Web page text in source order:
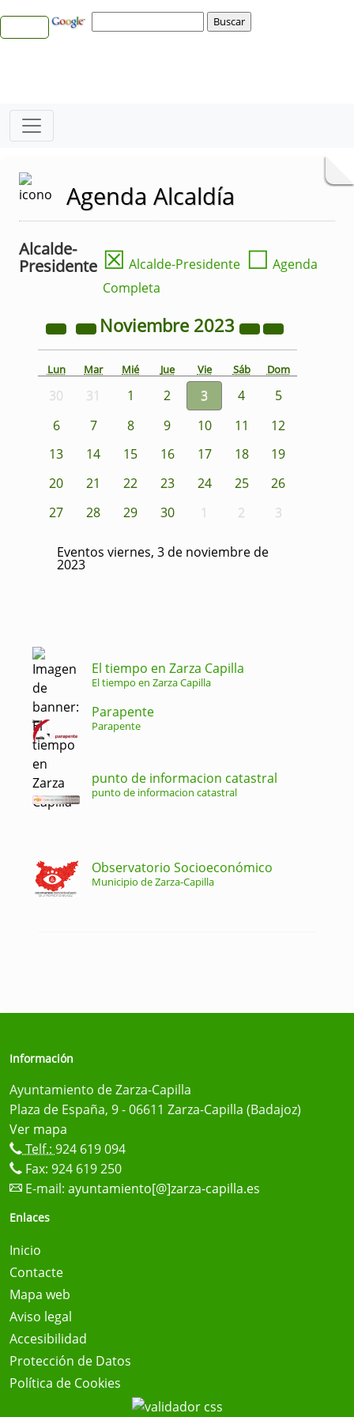
Agenda Alcaldía
Alcalde-
Presidente ☒ Alcalde-Presidente ☐ Agenda
Completa
Noviembre 2023
Lun Mar Mié Jue Vie Sáb Dom
30 31 1 2 3 4
5
6
7 8 9 10 11
12
13
14 15 16 17 18
19
20
21 22 23 24 25
26
27
28 29 30 1 2 3
Eventos viernes, 3 de noviembre de
2023
El tiempo en Zarza Capilla
El tiempo en Zarza Capilla
Parapente
Parapente
punto de informacion catastral
punto de informacion catastral
Observatorio Socioeconómico
Municipio de Zarza-Capilla
Información
Ayuntamiento de Zarza-Capilla
Plaza de España, 9 - 06611 Zarza-Capilla (Badajoz)
Ver mapa
Telf.: 924 619 094
Fax: 924 619 250
E-mail: ayuntamiento[@]zarza-capilla.es
Enlaces
Inicio
Contacte
Mapa web
Aviso legal
Accesibilidad
Protección de Datos
Política de Cookies